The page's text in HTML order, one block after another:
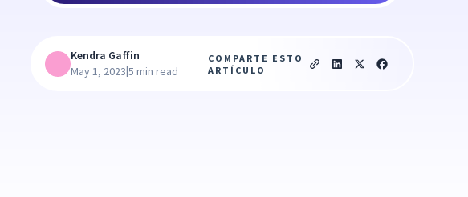
Kendra Gaffin
May 1, 2023|5 min read
COMPARTE ESTO
ARTÍCULO